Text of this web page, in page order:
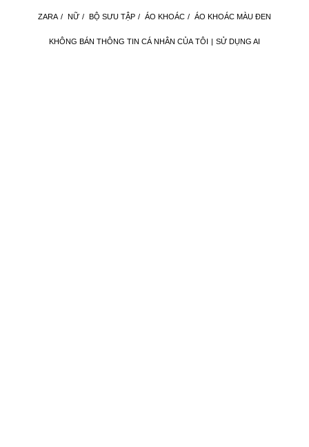
KHÔNG BÁN THÔNG TIN CÁ NHÂN CỦA TÔI SỬ DỤNG AI
ZARA / NỮ / BỘ SƯU TẬP / ÁO KHOÁC / ÁO KHOÁC MÀU ĐEN